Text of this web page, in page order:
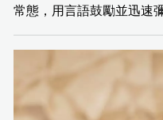
常態，用言語鼓勵並迅速